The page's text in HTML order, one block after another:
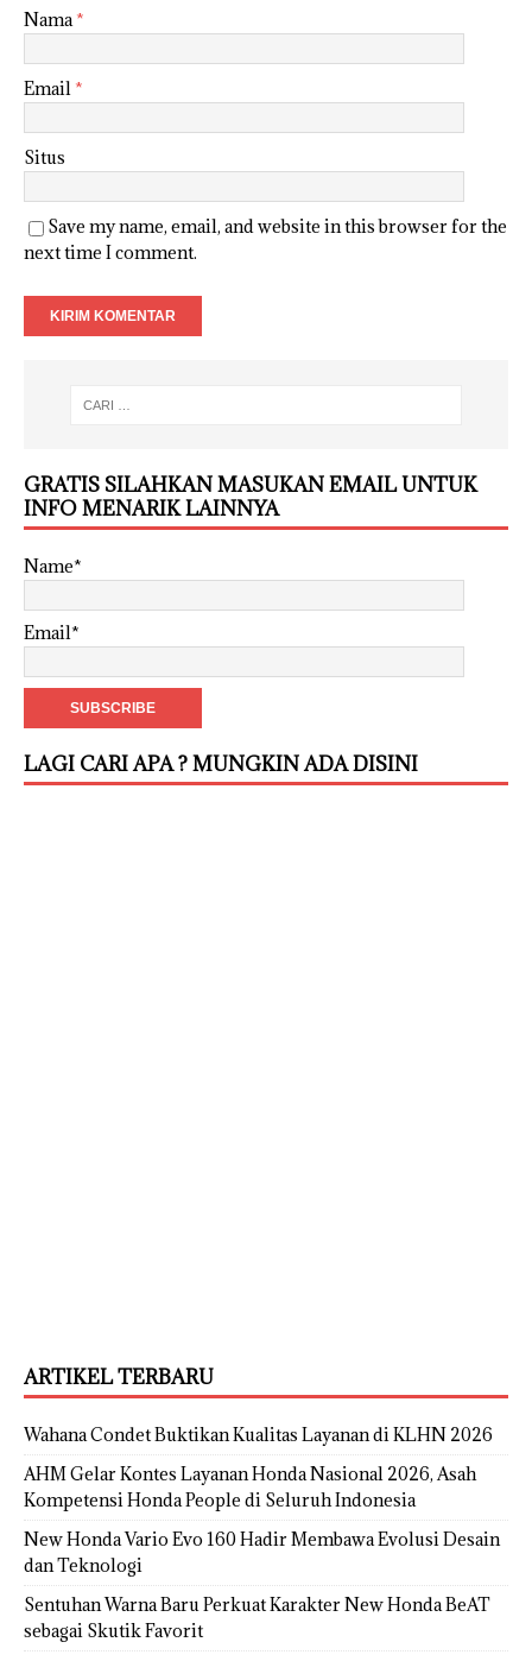
Nama*
Email *
Situs
Save my name, email, and website in this browser for the
next time I comment.
GRATIS SILAHKAN MASUKAN EMAIL UNTUK
INFO MENARIK LAINNYA
Name*
Email*
LAGI CARI APA ? MUNGKIN ADA DISINI
ARTIKEL TERBARU
Wahana Condet Buktikan Kualitas Layanan di KLHN 2026
AHM Gelar Kontes Layanan Honda Nasional 2026, Asah
Kompetensi Honda People di Seluruh Indonesia
New Honda Vario Evo 160 Hadir Membawa Evolusi Desain
dan Teknologi
Sentuhan Warna Baru Perkuat Karakter New Honda BeAT
sebagai Skutik Favorit